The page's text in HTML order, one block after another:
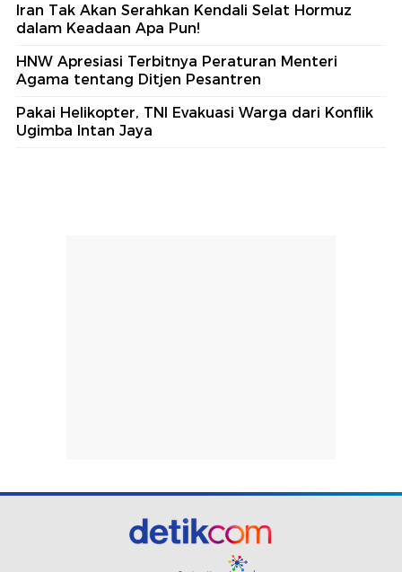
Iran Tak Akan Serahkan Kendali Selat Hormuz
dalam Keadaan Apa Pun!
HNW Apresiasi Terbitnya Peraturan Menteri
Agama tentang Ditjen Pesantren
Pakai Helikopter, TNI Evakuasi Warga dari Konflik
Ugimba Intan Jaya